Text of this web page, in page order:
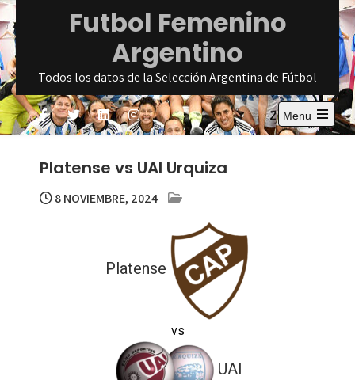
Skip
to
content
Futbol Femenino
Argentino
Todos los datos de la Selección Argentina de Fútbol
Menu
Open
Platense vs UAI Urquiza
8 NOVIEMBRE, 2024
Platense
vs
UAI